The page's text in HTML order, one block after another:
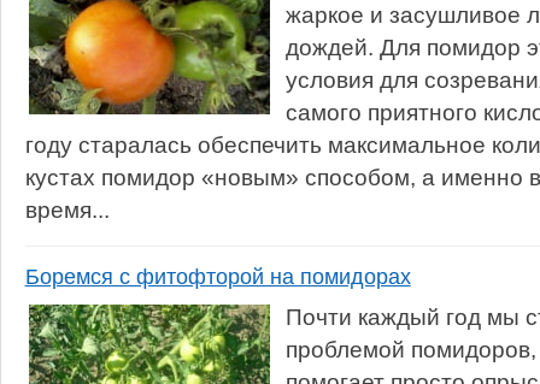
жаркое и засушливое
дождей. Для помидор
условия для
самого приятного
году старалась обеспечить максимальное
кустах помидор «новым» способом, а именно
время...
Боремся с фитофторой на помидорах
Почти каждый год мы
проблемой